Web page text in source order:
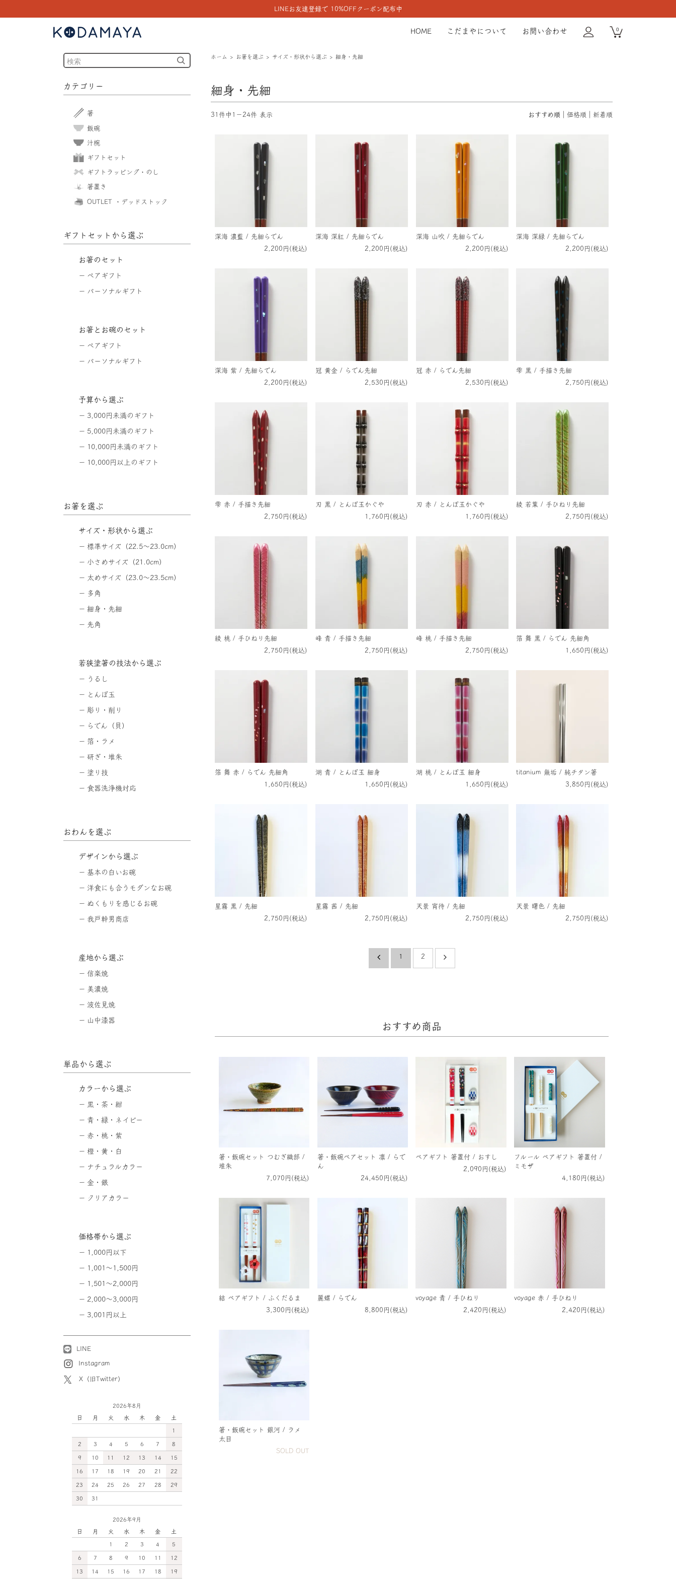
LINEお友達登録で 10%OFFクーポン配布中
HOME こだまやについて お問い合わせ 0
ホーム お箸を選ぶ サイズ・形状から選ぶ 細身・先細
細身・先細
31件中1－24件 表示 おすすめ順 価格順 新着順
深海 濃藍 / 先細らでん
2,200円(税込)
深海 深紅 / 先細らでん
2,200円(税込)
深海 山吹 / 先細らでん
2,200円(税込)
深海 深緑 / 先細らでん
2,200円(税込)
深海 紫 / 先細らでん
2,200円(税込)
冠 黄金 / らでん先細
2,530円(税込)
冠 赤 / らでん先細
2,530円(税込)
雫 黒 / 手描き先細
2,750円(税込)
雫 赤 / 手描き先細
2,750円(税込)
刃 黒 / とんぼ玉かぐや
1,760円(税込)
刃 赤 / とんぼ玉かぐや
1,760円(税込)
綾 若葉 / 手ひねり先細
2,750円(税込)
綾 桃 / 手ひねり先細
2,750円(税込)
峰 青 / 手描き先細
2,750円(税込)
峰 桃 / 手描き先細
2,750円(税込)
箔 舞 黒 / らでん 先細角
1,650円(税込)
箔 舞 赤 / らでん 先細角
1,650円(税込)
湖 青 / とんぼ玉 細身
1,650円(税込)
湖 桃 / とんぼ玉 細身
1,650円(税込)
titanium 無垢 / 純チタン箸
3,850円(税込)
星霧 黒 / 先細
2,750円(税込)
星霧 茜 / 先細
2,750円(税込)
天景 宵待 / 先細
2,750円(税込)
天景 曙色 / 先細
2,750円(税込)
1 2
おすすめ商品
箸・飯碗セット つむぎ織部 /
堆朱
7,070円(税込)
箸・飯碗ペアセット 凛 / らで
ん
24,450円(税込)
ペアギフト 箸置付 / おすし
2,090円(税込)
フルール ペアギフト 箸置付 /
ミモザ
4,180円(税込)
結 ペアギフト / ふくだるま
3,300円(税込)
麗螺 / らでん
8,800円(税込)
voyage 青 / 手ひねり
2,420円(税込)
voyage 赤 / 手ひねり
2,420円(税込)
箸・飯碗セット 銀河 / ラメ
太目
SOLD OUT
カテゴリー
箸
飯碗
汁椀
ギフトセット
ギフトラッピング・のし
箸置き
OUTLET ・デッドストック
ギフトセットから選ぶ
お箸のセット
ペアギフト
パーソナルギフト
お箸とお碗のセット
ペアギフト
パーソナルギフト
予算から選ぶ
3,000円未満のギフト
5,000円未満のギフト
10,000円未満のギフト
10,000円以上のギフト
お箸を選ぶ
サイズ・形状から選ぶ
標準サイズ（22.5〜23.0cm）
小さめサイズ（21.0cm）
太めサイズ（23.0〜23.5cm）
多角
細身・先細
先角
若狭塗箸の技法から選ぶ
うるし
とんぼ玉
彫り・削り
らでん（貝）
箔・ラメ
研ぎ・堆朱
塗り技
食器洗浄機対応
おわんを選ぶ
デザインから選ぶ
基本の白いお碗
洋食にも合うモダンなお碗
ぬくもりを感じるお碗
我戸幹男商店
産地から選ぶ
信楽焼
美濃焼
波佐見焼
山中漆器
単品から選ぶ
カラーから選ぶ
黒・茶・紺
青・緑・ネイビー
赤・桃・紫
橙・黄・白
ナチュラルカラー
金・銀
クリアカラー
価格帯から選ぶ
1,000円以下
1,001～1,500円
1,501～2,000円
2,000～3,000円
3,001円以上
LINE
Instagram
X（旧Twitter）
2026年8月
日 月 火 水 木 金 土
1
2 3 4 5 6 7 8
9 10 11 12 13 14 15
16 17 18 19 20 21 22
23 24 25 26 27 28 29
30 31
2026年9月
日 月 火 水 木 金 土
1 2 3 4 5
6 7 8 9 10 11 12
13 14 15 16 17 18 19